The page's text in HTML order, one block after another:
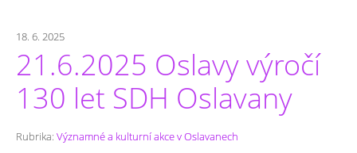
18. 6. 2025
21.6.2025 Oslavy výročí
130 let SDH Oslavany
Rubrika: Významné a kulturní akce v Oslavanech